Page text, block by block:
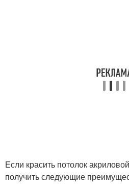
Если красить потолок
получить следующие